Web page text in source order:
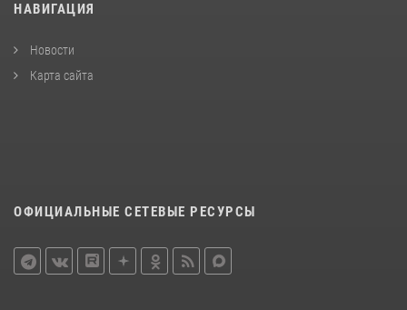
НАВИГАЦИЯ
Новости
Карта сайта
ОФИЦИАЛЬНЫЕ СЕТЕВЫЕ РЕСУРСЫ